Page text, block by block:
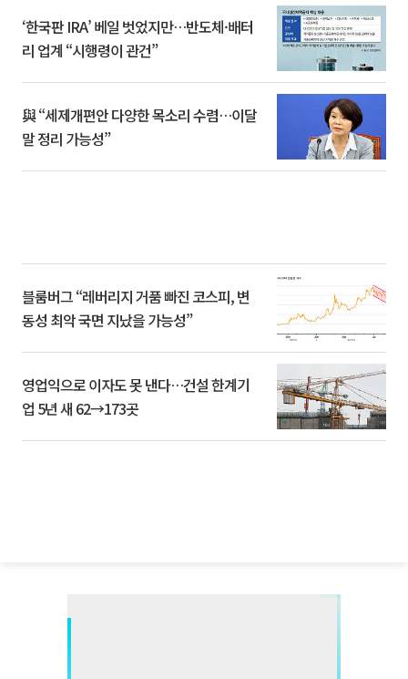
‘한국판 IRA’ 베일 벗었지만…반도체·배터
리 업계 “시행령이 관건”
與 “세제개편안 다양한 목소리 수렴…이달
말 정리 가능성”
블룸버그 “레버리지 거품 빠진 코스피, 변
동성 최악 국면 지났을 가능성”
영업익으로 이자도 못 낸다…건설 한계기
업 5년 새 62→173곳